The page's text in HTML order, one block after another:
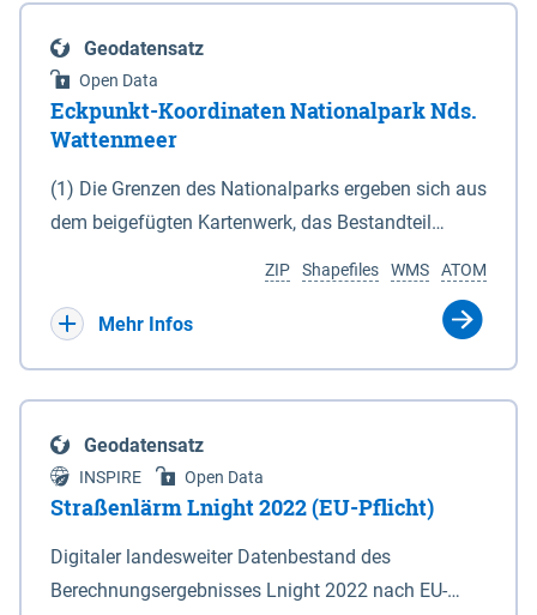
Geodatensatz
Open Data
Eckpunkt-Koordinaten Nationalpark Nds.
Wattenmeer
(1) Die Grenzen des Nationalparks ergeben sich aus
dem beigefügten Kartenwerk, das Bestandteil
(DTK) im Maßstab 1 : 100 000 (Anlage 2), 2.
verkleinerte Amtliche Karte 1 : 5 000 (AK5) im
projizierte Koordinaten im Europäischen
Terrestrischen Referenzsystem 1989 (ETRS 89) mit
der Universalen Transversalen Mercator-Abbildung
bezogen auf die Zone 32 N (UTM 32N) dargestellt
(Anlage 4); Gleiches gilt für die geografischen
ATOM
WMS
Shapefiles
ZIP
Mehr Infos
Geodatensatz
INSPIRE Open Data
Straßenlärm Lnight 2022 (EU-Pflicht)
Digitaler landesweiter Datenbestand des
Berechnungsergebnisses Lnight 2022 nach EU-